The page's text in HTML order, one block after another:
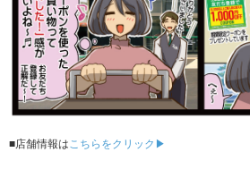
■店舗情報はこちらをクリック▶